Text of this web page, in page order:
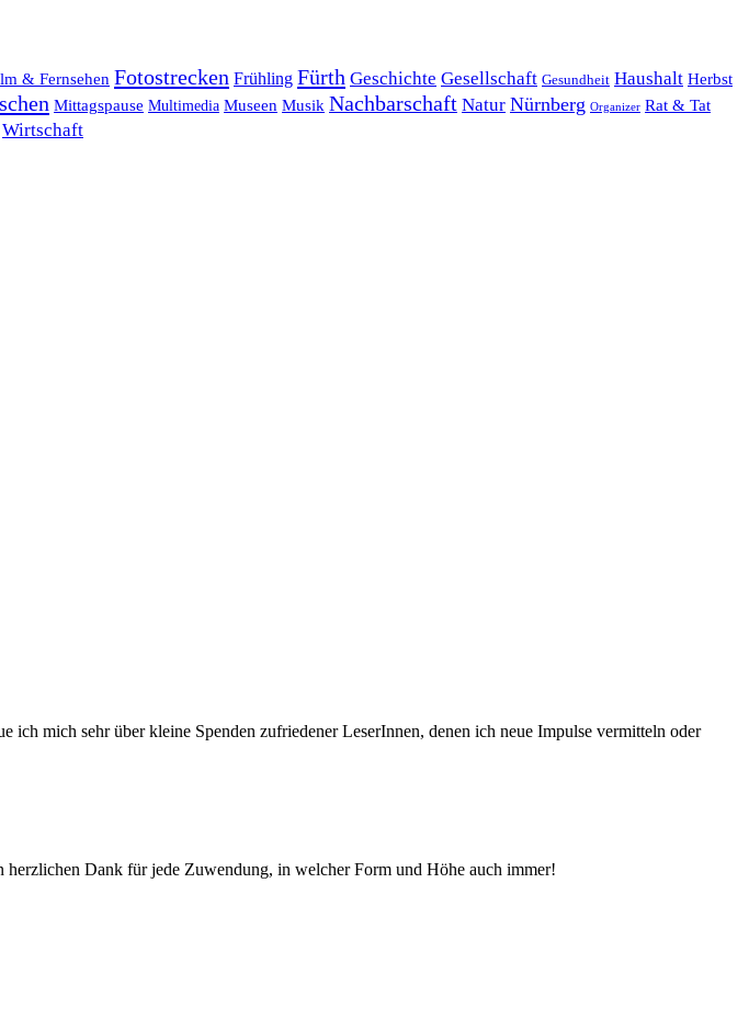
& Fernsehen Fotostrecken Frühling Fürth Geschichte Gesellschaft Gesundheit Haushalt Herbst
Mittagspause Multimedia Museen Musik Nachbarschaft Natur Nürnberg Organizer Rat & Tat
Wirtschaft
ich mich sehr über kleine Spenden zufriedener Le­serInnen, denen ich neue Im­pul­se vermitteln oder
herzlichen Dank für jede Zuwendung, in welcher Form und Höhe auch immer!